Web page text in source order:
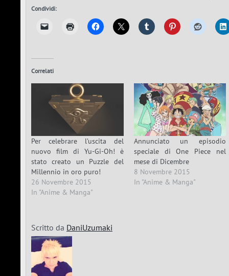
Condividi:
Correlati
Per celebrare l’uscita del
nuovo film di Yu-Gi-Oh! è
stato creato un Puzzle del
Millennio in oro puro!
26 Novembre 2015
In "Anime & Manga"
Annunciato un episodio
speciale di One Piece nel
mese di Dicembre
8 Novembre 2015
In "Anime & Manga"
Scritto da DaniUzumaki